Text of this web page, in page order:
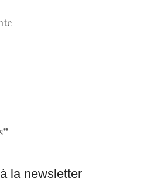
la newsletter